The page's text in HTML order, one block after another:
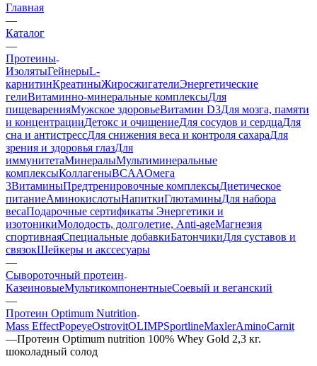
Главная
—
Каталог
—
Протеины
ИзолятыГейнерыL-
карнитинКреатиныЖиросжигателиЭнергетические
гелиВитаминно-минеральные комплексыДля
пищеваренияМужское здоровьеВитамин D3Для мозга, памяти
и концентрацииДетокс и очищениеДля сосудов и сердцаДля
сна и антистрессДля снижения веса и контроля сахараДля
зрения и здоровья глазДля
иммунитетаМинералыМультиминеральные
комплексыКоллагеныBCAAОмега
3ВитаминыПредтренировочные комплексыДиетическое
питаниеАминокислотыНапиткиГлютаминыДля набора
весаПодарочные сертификаты Энергетики и
изотоникиМолодость, долголетие, Anti-ageМагнезия
спортивнаяСпециальные добавкиБатончикиДля суставов и
связокШейкеры и акссесуары
—
Сывороточный протеин
КазеиновыеМультикомпонентныеСоевый и веганский
—
Протеин Optimum Nutrition
Mass EffectPopeyeOstrovitOLIMPSportlineMaxlerAminoCarnit
—Протеин Optimum nutrition 100% Whey Gold 2,3 кг.
шоколадный солод